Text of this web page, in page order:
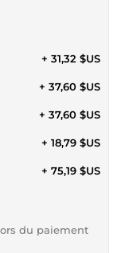
+ 31,32 $US
+ 37,60 $US
+ 37,60 $US
+ 18,79 $US
+ 75,19 $US
du paiement